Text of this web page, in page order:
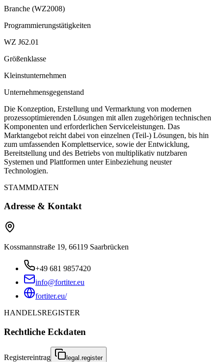
Branche (WZ2008)
Programmierungstätigkeiten
WZ J62.01
Größenklasse
Kleinstunternehmen
Unternehmensgegenstand
Die Konzeption, Erstellung und Vermarktung von modernen
prozessoptimierenden Lösungen mit allen zugehörigen technischen
Komponenten und erforderlichen Serviceleistungen. Das
Marktangebot reicht dabei von einzelnen (Teil-) Lösungen, bis hin
zum umfassenden Komplettservice, sowie der Entwicklung,
Bereitstellung und des Betriebs von multiplikativ nutzbaren
Systemen und Plattformen unter Einbeziehung neuster
Technologien.
STAMMDATEN
Adresse & Kontakt
Kossmannstraße 19, 66119 Saarbrücken
+49 681 9857420
info@fortiter.eu
fortiter.eu/
HANDELSREGISTER
Rechtliche Eckdaten
Registereintrag legal.register